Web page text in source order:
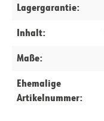
Lagergarantie:
Inhalt:
Maße:
Ehemalige
Artikelnummer: